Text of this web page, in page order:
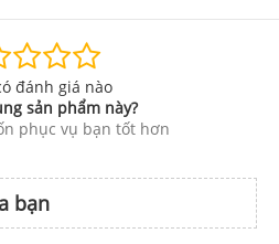
đánh giá nào
sản phẩm này?
phục vụ bạn tốt hơn
bạn